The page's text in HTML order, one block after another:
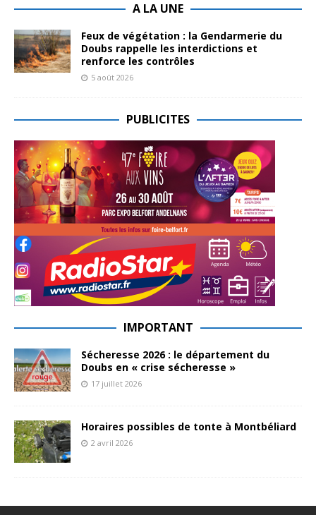
A LA UNE
Feux de végétation : la Gendarmerie du
Doubs rappelle les interdictions et
renforce les contrôles
5 août 2026
PUBLICITES
IMPORTANT
Sécheresse 2026 : le département du
Doubs en « crise sécheresse »
17 juillet 2026
Horaires possibles de tonte à Montbéliard
2 avril 2026